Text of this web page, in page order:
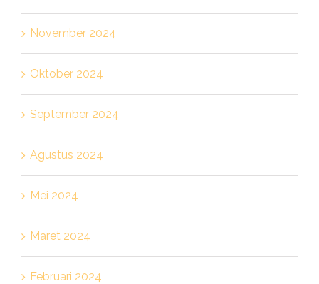
November 2024
Oktober 2024
September 2024
Agustus 2024
Mei 2024
Maret 2024
Februari 2024